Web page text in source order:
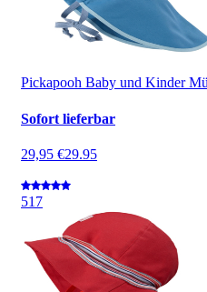
Pickapooh Baby und Kinder
Sofort lieferbar
29,95 €29.95
517